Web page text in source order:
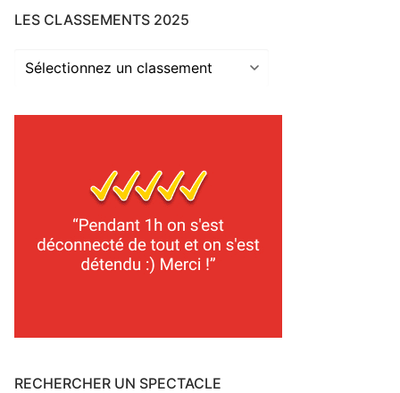
LES CLASSEMENTS 2025
Les
RECHERCHER UN SPECTACLE